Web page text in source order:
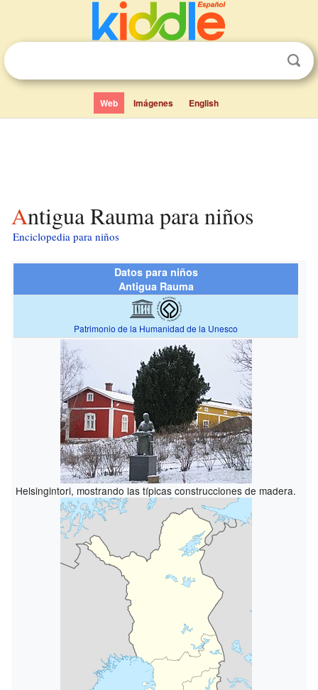
Web Imágenes English
Antigua Rauma para niños
Enciclopedia para niños
Datos para niños
Antigua Rauma
Patrimonio de la Humanidad de la Unesco
Helsingintori, mostrando las típicas construcciones de madera.